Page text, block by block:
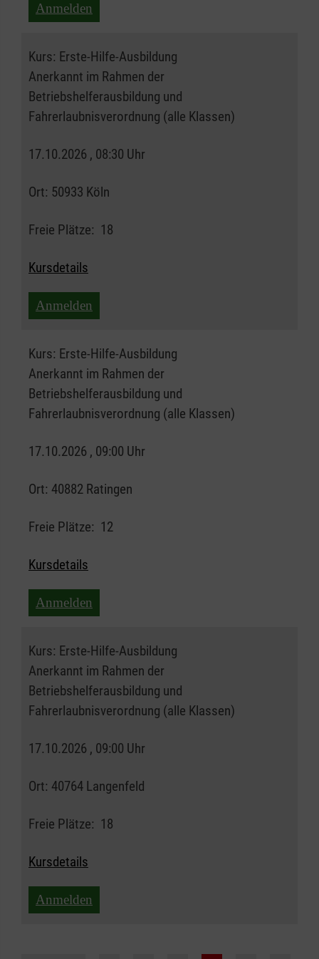
Anmelden
Kurs: Erste-Hilfe-Ausbildung
Anerkannt im Rahmen der
Betriebshelferausbildung und
Fahrerlaubnisverordnung (alle Klassen)
17.10.2026 , 08:30 Uhr
Ort: 50933 Köln
Freie Plätze: 18
Kursdetails
Anmelden
Kurs: Erste-Hilfe-Ausbildung
Anerkannt im Rahmen der
Betriebshelferausbildung und
Fahrerlaubnisverordnung (alle Klassen)
17.10.2026 , 09:00 Uhr
Ort: 40882 Ratingen
Freie Plätze: 12
Kursdetails
Anmelden
Kurs: Erste-Hilfe-Ausbildung
Anerkannt im Rahmen der
Betriebshelferausbildung und
Fahrerlaubnisverordnung (alle Klassen)
17.10.2026 , 09:00 Uhr
Ort: 40764 Langenfeld
Freie Plätze: 18
Kursdetails
Anmelden